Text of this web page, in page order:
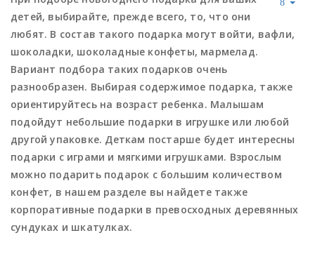
детей, выбирайте, прежде всего, то, что они
любят. В состав такого подарка могут войти, вафли,
шоколадки, шоколадные конфеты, мармелад.
Вариант подбора таких подарков очень
разнообразен. Выбирая содержимое подарка, также
ориентируйтесь на возраст ребенка. Малышам
подойдут небольшие подарки в игрушке или любой
другой упаковке. Деткам постарше будет интересны
подарки с играми и мягкими игрушками. Взрослым
можно подарить подарок с большим количеством
конфет, в нашем разделе вы найдете также
корпоративные подарки в превосходных деревянных
сундуках и шкатулках.